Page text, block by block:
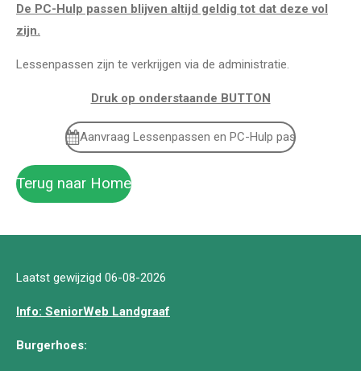
De PC-Hulp passen blijven altijd geldig tot dat deze vol
zijn.
Lessenpassen zijn te verkrijgen via de administratie.
Druk op onderstaande BUTTON
Aanvraag Lessenpassen en PC-Hulp pas
Terug naar Home
Laatst gewijzigd 06-08-2026
Info: SeniorWeb Landgraaf
Burgerhoes: